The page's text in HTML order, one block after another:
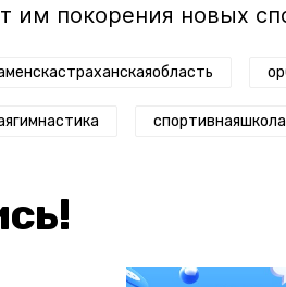
им покорения новых
спортивнаяшкола